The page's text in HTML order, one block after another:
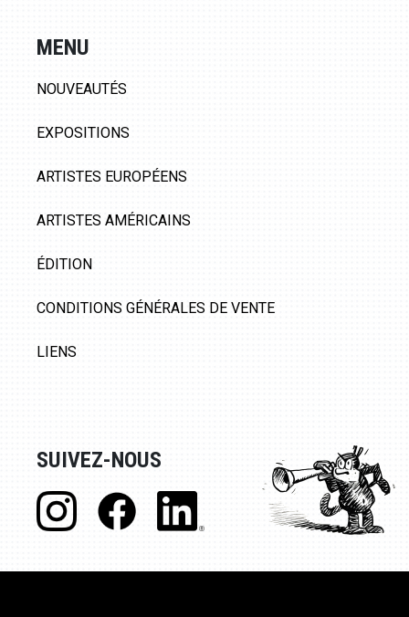
MENU
NOUVEAUTÉS
EXPOSITIONS
ARTISTES EUROPÉENS
ARTISTES AMÉRICAINS
ÉDITION
CONDITIONS GÉNÉRALES DE VENTE
LIENS
SUIVEZ-NOUS